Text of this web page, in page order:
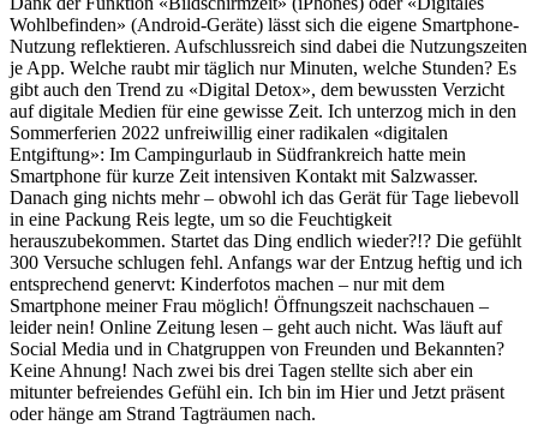
Wohlbefinden» (Android-Geräte) lässt sich die eigene Smartphone-
Nutzung reflektieren. Aufschlussreich sind dabei die Nutzungszeiten
je App. Welche raubt mir täglich nur Minuten, welche Stunden? Es
gibt auch den Trend zu «Digital Detox», dem bewussten Verzicht
auf digitale Medien für eine gewisse Zeit. Ich unterzog mich in den
Sommerferien 2022 unfreiwillig einer radikalen «digitalen
Entgiftung»: Im Campingurlaub in Südfrankreich hatte mein
Smartphone für kurze Zeit intensiven Kontakt mit Salzwasser.
Danach ging nichts mehr – obwohl ich das Gerät für Tage liebevoll
in eine Packung Reis legte, um so die Feuchtigkeit
herauszubekommen. Startet das Ding endlich wieder?!? Die gefühlt
300 Versuche schlugen fehl. Anfangs war der Entzug heftig und ich
entsprechend genervt: Kinderfotos machen – nur mit dem
Smartphone meiner Frau möglich! Öffnungszeit nachschauen –
leider nein! Online Zeitung lesen – geht auch nicht. Was läuft auf
Social Media und in Chatgruppen von Freunden und Bekannten?
Keine Ahnung! Nach zwei bis drei Tagen stellte sich aber ein
mitunter befreiendes Gefühl ein. Ich bin im Hier und Jetzt präsent
oder hänge am Strand Tagträumen nach.